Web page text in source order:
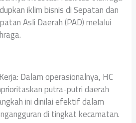
iklim bisnis di Sepatan dan
Asli Daerah (PAD) melalui
Dalam operasionalnya, HC
putra-putri daerah
ini dinilai efektif dalam
di tingkat kecamatan.